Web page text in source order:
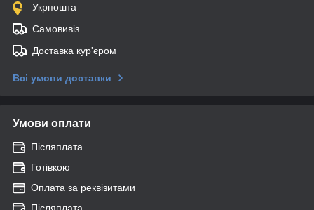
Укрпошта
Самовивіз
Доставка кур'єром
Всі умови доставки
Умови оплати
Післяплата
Готівкою
Оплата за реквізитами
Післяплата